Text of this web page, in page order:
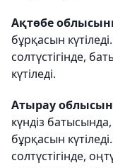
Ақтөбе
бұрқасын
солтүстігінде,
күтіледі.
Атырау
күндіз батысында,
бұрқасын
солтүстігінде,